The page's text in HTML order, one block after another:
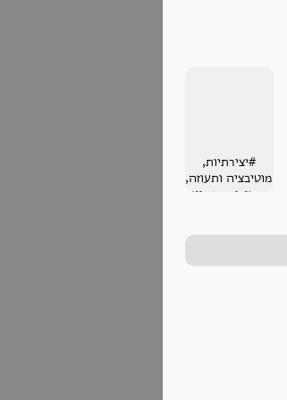
#יצירתיות,
מוטיבציה ותעוזה,
חשובים מנסיון